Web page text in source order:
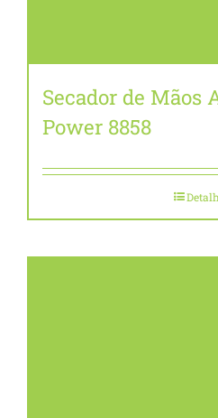
Secador de Mãos
Power 8858